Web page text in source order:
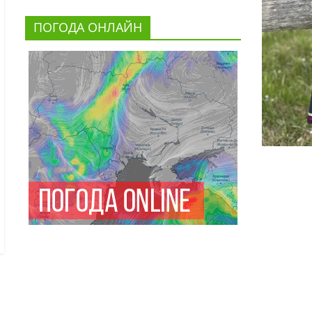
ПОГОДА ОНЛАЙН